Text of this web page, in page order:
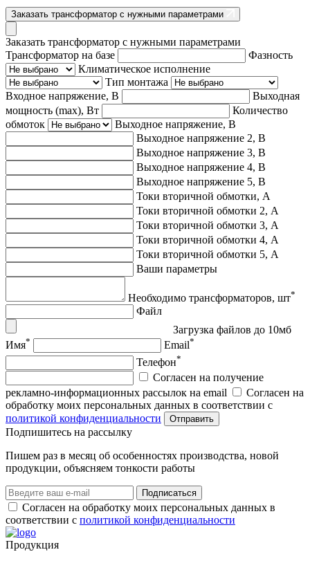
Заказать трансформатор с нужными параметрами
Заказать трансформатор с нужными параметрами
Трансформатор на базе
Фазность
Климатическое исполнение
Тип монтажа
Входное напряжение, В
Выходная
мощность (max), Вт
Количество
обмоток
Выходное напряжение, В
Выходное напряжение 2, В
Выходное напряжение 3, В
Выходное напряжение 4, В
Выходное напряжение 5, В
Токи вторичной обмотки, А
Токи вторичной обмотки 2, А
Токи вторичной обмотки 3, А
Токи вторичной обмотки 4, А
Токи вторичной обмотки 5, А
Ваши параметры
Необходимо трансформаторов, шт*
Файл
Загрузка файлов до 10мб
Имя* Email*
Телефон*
Согласен на получение
рекламно-информационных рассылок на email
Согласен на
обработку моих персональных данных в соответствии с
политикой конфиденциальности
Отправить
Подпишитеcь на рассылку
Пишем раз в месяц об особенностях производства, новой
продукции, объясняем тонкости работы
Подписаться
Согласен на обработку моих персональных данных в
соответствии с политикой конфиденциальности
Продукция